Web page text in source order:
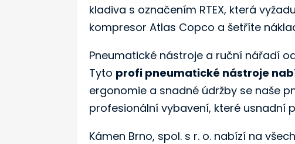
kladiva s označením RTEX, která
kompresor Atlas Copco a šetříte
Pneumatické nástroje a ruční nářadí
Tyto profi pneumatické nástroje
ergonomie a snadné údržby se naše
profesionální vybavení, které usnadní
Kámen Brno, spol. s r. o. nabízí na